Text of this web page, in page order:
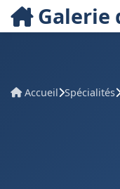
Galerie
Accueil Spécialités